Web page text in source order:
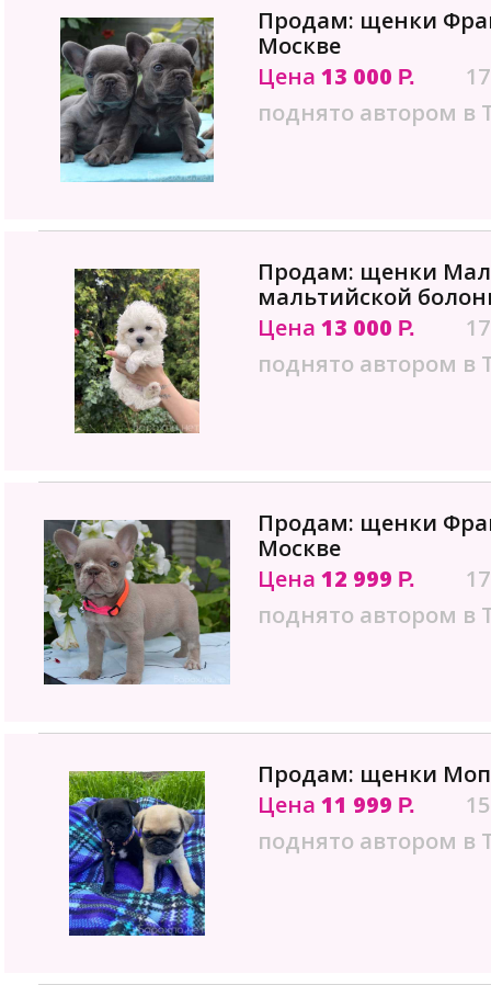
Продам: щенки
Москве
Цена 13 000 Р.
поднято автором в
Продам: щенки
мальтийской
Цена 13 000 Р.
поднято автором в
Продам: щенки
Москве
Цена 12 999 Р.
поднято автором в
Продам: щенки
Цена 11 999 Р.
поднято автором в